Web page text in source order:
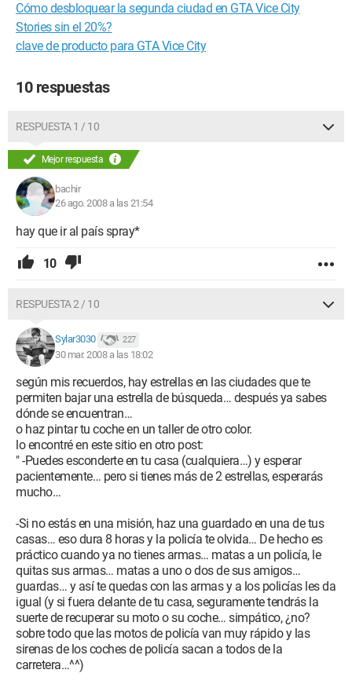
Cómo desbloquear la segunda ciudad en GTA Vice City
Stories sin el 20%?
clave de producto para GTA Vice City
10 respuestas
RESPUESTA 1 / 10
Mejor respuesta
bachir
26 ago. 2008 a las 21:54
hay que ir al país spray*
10
RESPUESTA 2 / 10
Sylar3030 227
30 mar. 2008 a las 18:02
según mis recuerdos, hay estrellas en las ciudades que te
permiten bajar una estrella de búsqueda… después ya sabes
dónde se encuentran…
o haz pintar tu coche en un taller de otro color.
lo encontré en este sitio en otro post:
" -Puedes esconderte en tu casa (cualquiera…) y esperar
pacientemente… pero si tienes más de 2 estrellas, esperarás
mucho…
-Si no estás en una misión, haz una guardado en una de tus
casas… eso dura 8 horas y la policía te olvida… De hecho es
práctico cuando ya no tienes armas… matas a un policía, le
quitas sus armas… matas a uno o dos de sus amigos…
guardas… y así te quedas con las armas y a los policías les da
igual (y si fuera delante de tu casa, seguramente tendrás la
suerte de recuperar su moto o su coche… simpático, ¿no?
sobre todo que las motos de policía van muy rápido y las
sirenas de los coches de policía sacan a todos de la
carretera…^^)